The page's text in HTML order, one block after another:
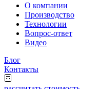
О компании
Производство
Технологии
Вопрос-ответ
Видео
Блог
Контакты